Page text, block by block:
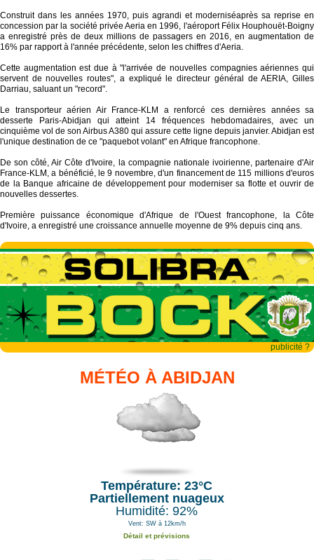
Construit dans les années 1970, puis agrandi et moderniséaprès sa reprise en
concession par la société privée Aeria en 1996, l'aéroport Félix Houphouët-Boigny
a enregistré près de deux millions de passagers en 2016, en augmentation de
16% par rapport à l'année précédente, selon les chiffres d'Aeria.
Cette augmentation est due à "l'arrivée de nouvelles compagnies aériennes qui
servent de nouvelles routes", a expliqué le directeur général de AERIA, Gilles
Darriau, saluant un "record".
Le transporteur aérien Air France-KLM a renforcé ces dernières années sa
desserte Paris-Abidjan qui atteint 14 fréquences hebdomadaires, avec un
cinquième vol de son Airbus A380 qui assure cette ligne depuis janvier. Abidjan est
l'unique destination de ce "paquebot volant" en Afrique francophone.
De son côté, Air Côte d'Ivoire, la compagnie nationale ivoirienne, partenaire d'Air
France-KLM, a bénéficié, le 9 novembre, d'un financement de 115 millions d'euros
de la Banque africaine de développement pour moderniser sa flotte et ouvrir de
nouvelles dessertes.
Première puissance économique d'Afrique de l'Ouest francophone, la Côte
d'Ivoire, a enregistré une croissance annuelle moyenne de 9% depuis cinq ans.
publicité ?
MÉTÉO À ABIDJAN
Température: 23°C
Partiellement nuageux
Humidité: 92%
Vent: SW à 12km/h
Détail et prévisions